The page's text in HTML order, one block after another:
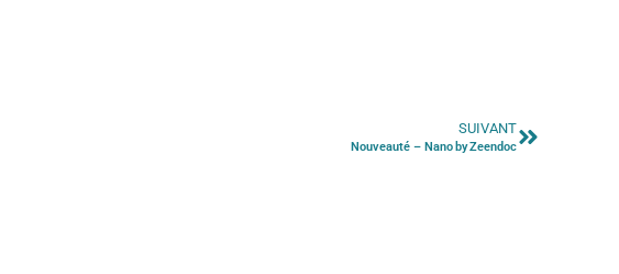
SUIVANT
Nouveauté – Nano by Zeendoc